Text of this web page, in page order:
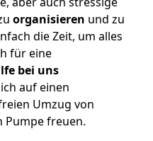
organisieren und zu
die Zeit, um alles
für eine
bei uns
auf einen
Umzug von
Pumpe freuen.